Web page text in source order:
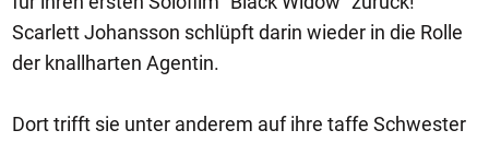
Scarlett Johansson schlüpft darin wieder in die Rolle
der knallharten Agentin.
Dort trifft sie unter anderem auf ihre taffe Schwester